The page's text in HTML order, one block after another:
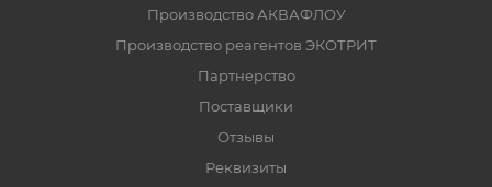
Производство АКВАФЛОУ
Производство реагентов ЭКОТРИТ
Партнерство
Поставщики
Отзывы
Реквизиты